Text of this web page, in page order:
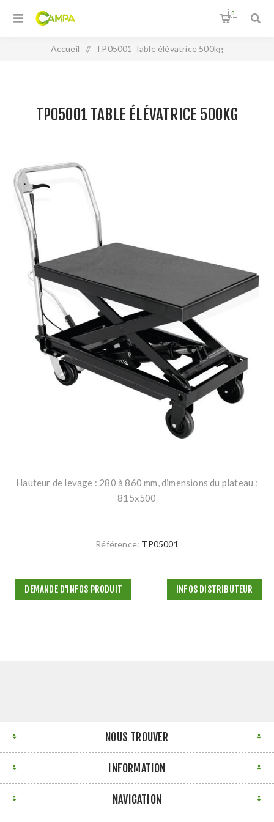
0
Accueil / TP05001 Table élévatrice 500kg
TP05001 TABLE ÉLÉVATRICE 500KG
Hauteur de levage : 280 à 860 mm, dimensions du plateau :
815x500
Référence: TP05001
DEMANDE D'INFOS PRODUIT INFOS DISTRIBUTEUR
NOUS TROUVER
INFORMATION
NAVIGATION